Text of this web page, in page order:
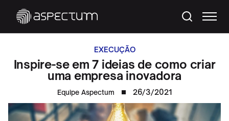
EXECUÇÃO
Inspire-se em 7 ideias de como criar
uma empresa inovadora
Equipe Aspectum 26/3/2021